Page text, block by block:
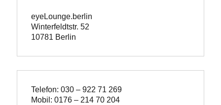
eyeLounge.berlin
Winterfeldtstr. 52
10781 Berlin
Telefon: 030 – 922 71 269
Mobil: 0176 – 214 70 204